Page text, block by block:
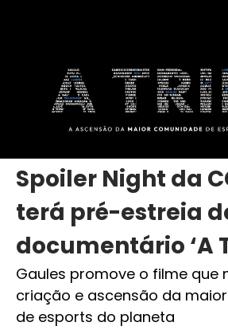
Spoiler Night da
terá pré-estreia
documentário ‘A
Gaules promove o filme que
criação e ascensão da
de esports do planeta